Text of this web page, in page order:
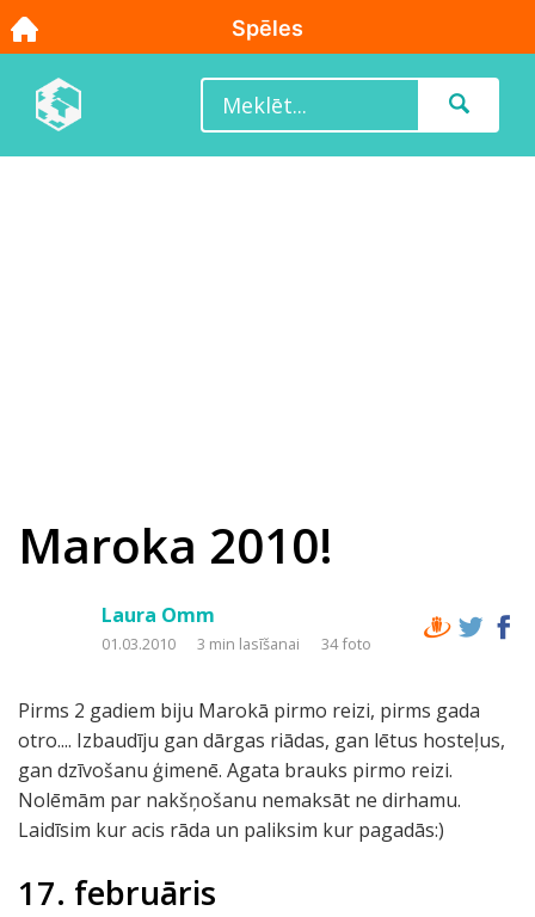
Maroka 2010!
Laura Omm
01.03.2010 3 min lasīšanai 34 foto
Pirms 2 gadiem biju Marokā pirmo reizi, pirms gada
otro.... Izbaudīju gan dārgas riādas, gan lētus hosteļus,
gan dzīvošanu ģimenē. Agata brauks pirmo reizi.
Nolēmām par nakšņošanu nemaksāt ne dirhamu.
Laidīsim kur acis rāda un paliksim kur pagadās:)
17. februāris